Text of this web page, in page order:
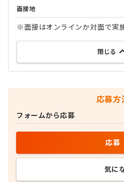
面接地
※面接はオンラインか対面で実
閉じる
応募方
フォームから応募
応募
気に